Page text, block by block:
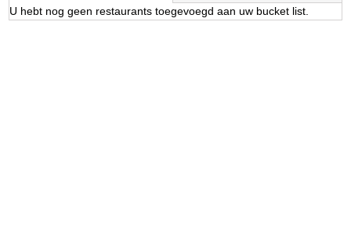
U hebt nog geen restaurants toegevoegd aan uw bucket list.